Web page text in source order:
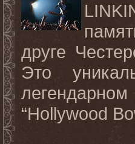
друге
Это
“Hollywood